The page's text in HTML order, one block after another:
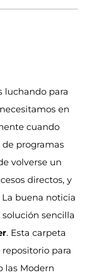
luchando para
en
cuando
programas
volverse un
directos, y
buena noticia
sencilla
. Esta carpeta
para
las Modern